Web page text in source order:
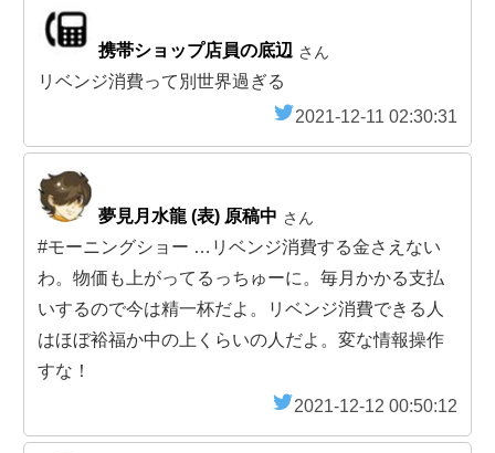
携帯ショップ店員の底辺 さん
リベンジ消費って別世界過ぎる
2021-12-11 02:30:31
夢見月水龍 (表) 原稿中 さん
#モーニングショー …リベンジ消費する金さえない
わ。物価も上がってるっちゅーに。毎月かかる支払
いするので今は精一杯だよ。リベンジ消費できる人
はほぼ裕福か中の上くらいの人だよ。変な情報操作
すな！
2021-12-12 00:50:12